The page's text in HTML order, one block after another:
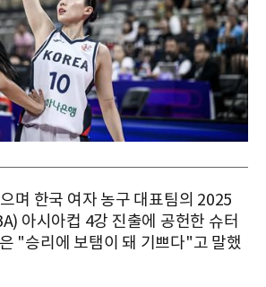
며 한국 여자 농구 대표팀의 2025
아시아컵 4강 진출에 공헌한 슈터
"승리에 보탬이 돼 기쁘다"고 말했